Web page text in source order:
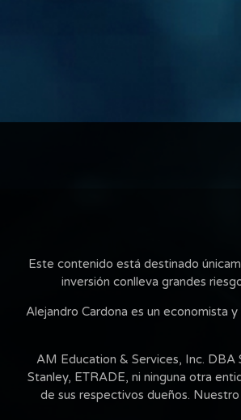
Este contenido está destinado
inversión conlleva grandes
Alejandro Cardona es un economista
AM Education & Services, Inc. DBA
Stanley, ETRADE, ni ninguna otra
de sus respectivos dueños.